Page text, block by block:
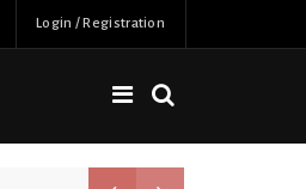
Login / Registration